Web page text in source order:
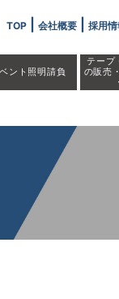
した」" />
TOP| 会社概要| 採用情
ント照明請負
テープ
の販売